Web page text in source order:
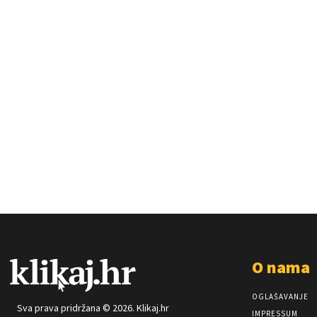
Sva prava pridržana © 2026. Klikaj.hr
O nama
OGLAŠAVANJE
IMPRESSUM